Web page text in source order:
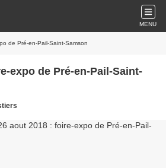
MENU
de Pré-en-Pail-Saint-Samson
expo de Pré-en-Pail-Saint-